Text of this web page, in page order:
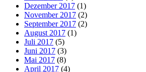
Dezember 2017 (1)
November 2017 (2)
September 2017 (2)
August 2017 (1)
Juli 2017 (5)
Juni 2017 (3)
Mai 2017 (8)
April 2017 (4)